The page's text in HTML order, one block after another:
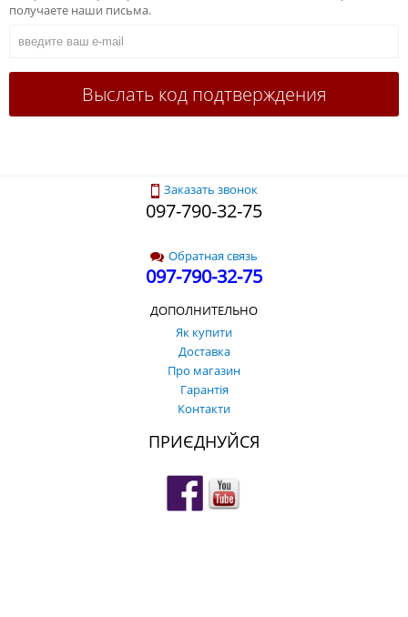
получаете наши письма.
Заказать звонок
097-790-32-75
Обратная связь
097-790-32-75
ДОПОЛНИТЕЛЬНО
Як купити
Доставка
Про магазин
Гарантія
Контакти
ПРИЄДНУЙСЯ